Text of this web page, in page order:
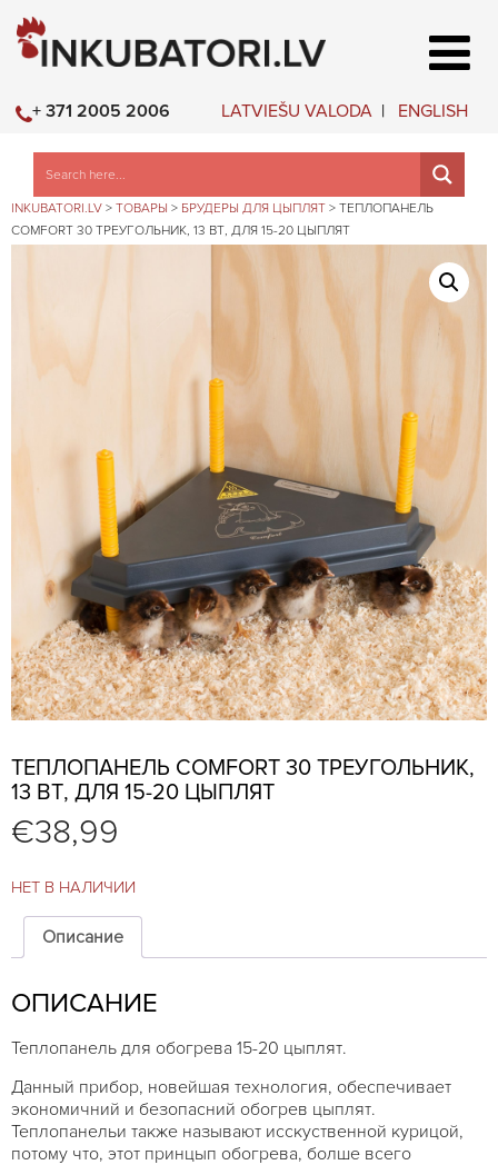
LATVIEŠU VALODA ENGLISH
+ 371 2005 2006
INKUBATORI.LV > ТОВАРЫ > БРУДЕРЫ ДЛЯ ЦЫПЛЯТ > ТЕПЛОПАНЕЛЬ
COMFORT 30 ТРЕУГОЛЬНИК, 13 ВТ, ДЛЯ 15-20 ЦЫПЛЯТ
ТЕПЛОПАНЕЛЬ COMFORT 30 ТРЕУГОЛЬНИК,
13 ВТ, ДЛЯ 15-20 ЦЫПЛЯТ
€38,99
НЕТ В НАЛИЧИИ
Описание
ОПИСАНИЕ
Теплопанель для обогрева 15-20 цыплят.
Данный прибор, новейшая технология, обеспечивает
экономичний и безопасний обогрев цыплят.
Теплопанельи также называют исскуственной курицой,
потому что, этот принцып обогрева, болше всего